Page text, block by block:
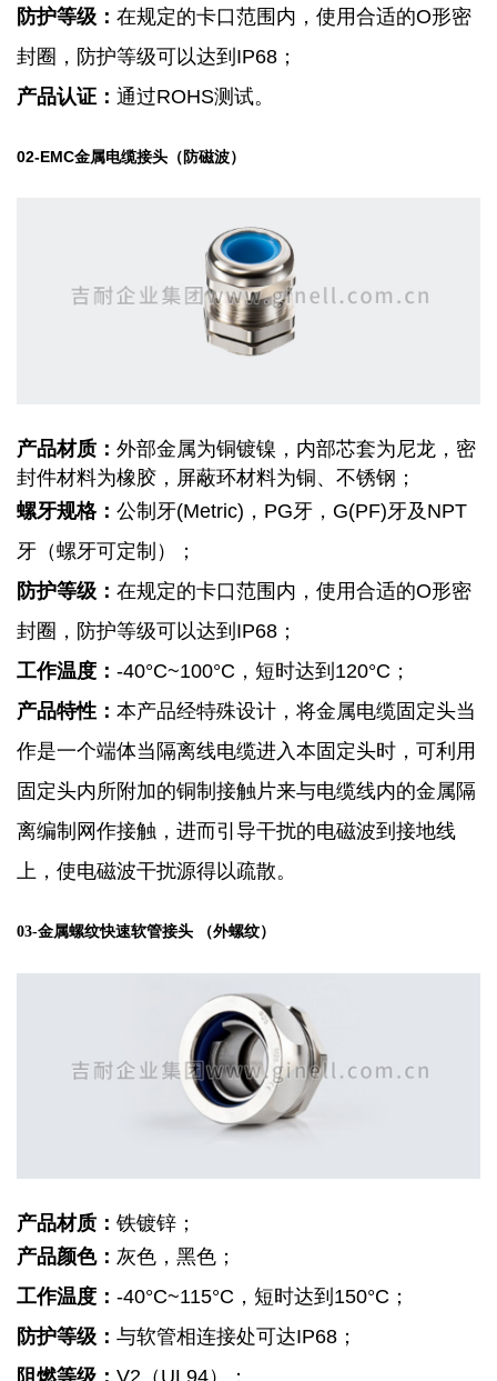
防护等级： 在规定的卡口范围内，使用合适的O形密
封圈，防护等级可以达到 IP68 ；
产品认证： 通过ROHS测试。
02-EMC金属电缆接头（防磁波）
产品材质： 外部金属为铜镀镍，内部芯套为尼龙，密
封件材料为橡胶，屏蔽环材料为铜、不锈钢；
螺牙规格： 公制牙(Metric)，PG牙， G(PF)牙及 NPT
牙（螺牙可定制）；
防护等级： 在规定的卡口范围内，使用合适的O形密
封圈，防护等级可以达到 IP68 ；
工作温度 ： -40°C~100°C， 短时达到 120°C；
产品特性 ： 本产品经特殊设计，将金属电缆固定头当
作是一个端体当隔离线电缆进入本固定头时，可利用
固定头内所附加的铜制接触片来与电缆线内的金属隔
离编制网作接触，进而引导干扰的电磁波到接地线
上，使电磁波干扰源得以疏散。
03-金属螺纹快速软管接头 （外螺纹）
产品材质： 铁镀锌；
产品颜色： 灰色，黑色；
工作温度： -40°C~115°C，短时达到150°C；
防护等级： 与软管相连接处可达IP68；